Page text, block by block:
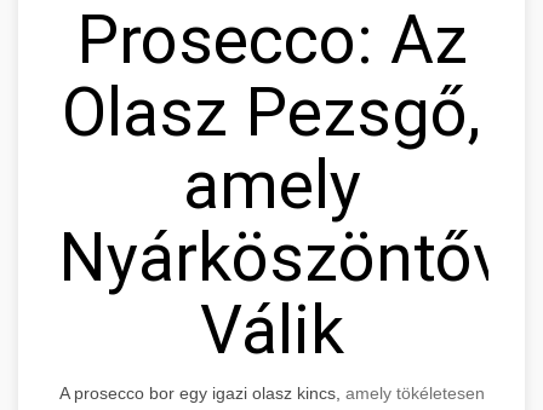
Prosecco: Az
Olasz Pezsgő,
amely
Nyárköszöntővé
Válik
A prosecco bor egy igazi olasz kincs, amely tökéletesen